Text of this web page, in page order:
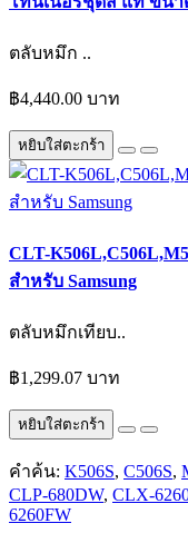
ตลับหมึก ..
฿4,440.00 บาท
หยิบใส่ตะกร้า
CLT-
สำหรับ Samsung
ตลับหมึกเทียบ..
฿1,299.07 บาท
หยิบใส่ตะกร้า
คำค้น: K506S, C506S,
CLP-680DW, CLX-
6260FW